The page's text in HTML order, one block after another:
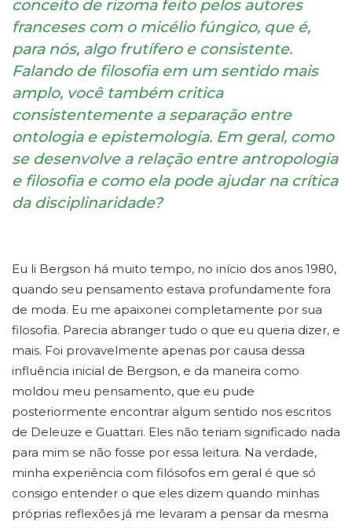
conceito de rizoma feito pelos autores
franceses com o micélio fúngico, que é,
para nós, algo frutífero e consistente.
Falando de filosofia em um sentido mais
amplo, você também critica
consistentemente a separação entre
ontologia e epistemologia. Em geral, como
se desenvolve a relação entre antropologia
e filosofia e como ela pode ajudar na crítica
da disciplinaridade?
Eu li Bergson há muito tempo, no início dos anos 1980,
quando seu pensamento estava profundamente fora
de moda. Eu me apaixonei completamente por sua
filosofia. Parecia abranger tudo o que eu queria dizer, e
mais. Foi provavelmente apenas por causa dessa
influência inicial de Bergson, e da maneira como
moldou meu pensamento, que eu pude
posteriormente encontrar algum sentido nos escritos
de Deleuze e Guattari. Eles não teriam significado nada
para mim se não fosse por essa leitura. Na verdade,
minha experiência com filósofos em geral é que só
consigo entender o que eles dizem quando minhas
próprias reflexões já me levaram a pensar da mesma